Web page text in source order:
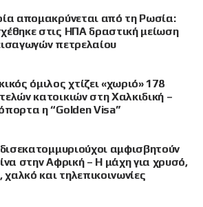
απομακρύνεται από τη Ρωσία:
στις ΗΠΑ δραστική μείωση
πετρελαίου
όμιλος χτίζει «χωριό» 178
κατοικιών στη Χαλκιδική –
η “Golden Visa”
δισεκατομμυριούχοι αμφισβητούν
στην Αφρική – Η μάχη για χρυσό,
χαλκό και τηλεπικοινωνίες